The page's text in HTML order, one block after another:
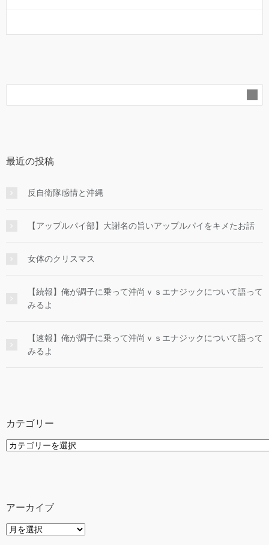
最近の投稿
反自衛隊感情と沖縄
【アップルパイ部】大謝名の旨いアップルパイをキメたお話
女体のクリスマス
【続報】俺が調子に乗って沖尚ｖｓエナジックについて語って
みるよ
【速報】俺が調子に乗って沖尚ｖｓエナジックについて語って
みるよ
カテゴリー
カ
アーカイブ
ア